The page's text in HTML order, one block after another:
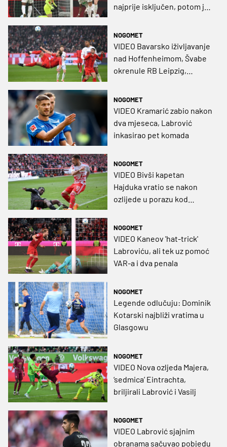
najprije isključen, potom je
NOGOMET
VIDEO Bavarsko iživljavanje
nad Hoffenheimom, Švabe
okrenule RB Leipzig,
NOGOMET
VIDEO Kramarić zabio nakon
dva mjeseca, Labrović
inkasirao pet komada
NOGOMET
VIDEO Bivši kapetan
Hajduka vratio se nakon
ozlijede u porazu kod
odigrao cijeli susret za
Augsburg
NOGOMET
VIDEO Kaneov 'hat-trick'
Labroviću, ali tek uz pomoć
VAR-a i dva penala
NOGOMET
Legende odlučuju: Dominik
Kotarski najbliži vratima u
Glasgowu
NOGOMET
VIDEO Nova ozljeda Majera,
‘sedmica’ Eintrachta,
briljirali Labrović i Vasilj
NOGOMET
VIDEO Labrović sjajnim
obranama sačuvao pobjedu